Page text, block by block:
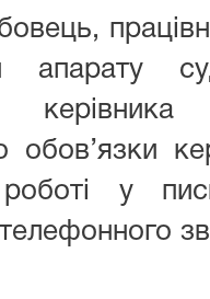
апарату
обов’язки
роботі у